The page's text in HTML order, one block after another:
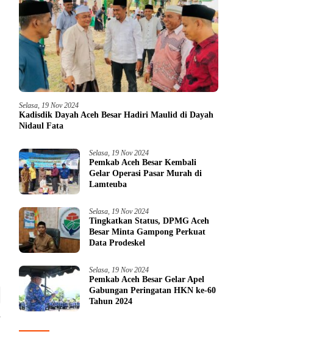
Selasa, 19 Nov 2024
Kadisdik Dayah Aceh Besar Hadiri Maulid di Dayah
Nidaul Fata
Selasa, 19 Nov 2024
Pemkab Aceh Besar Kembali
Gelar Operasi Pasar Murah di
Lamteuba
Selasa, 19 Nov 2024
Tingkatkan Status, DPMG Aceh
Besar Minta Gampong Perkuat
Data Prodeskel
Selasa, 19 Nov 2024
Pemkab Aceh Besar Gelar Apel
Gabungan Peringatan HKN ke-60
Tahun 2024